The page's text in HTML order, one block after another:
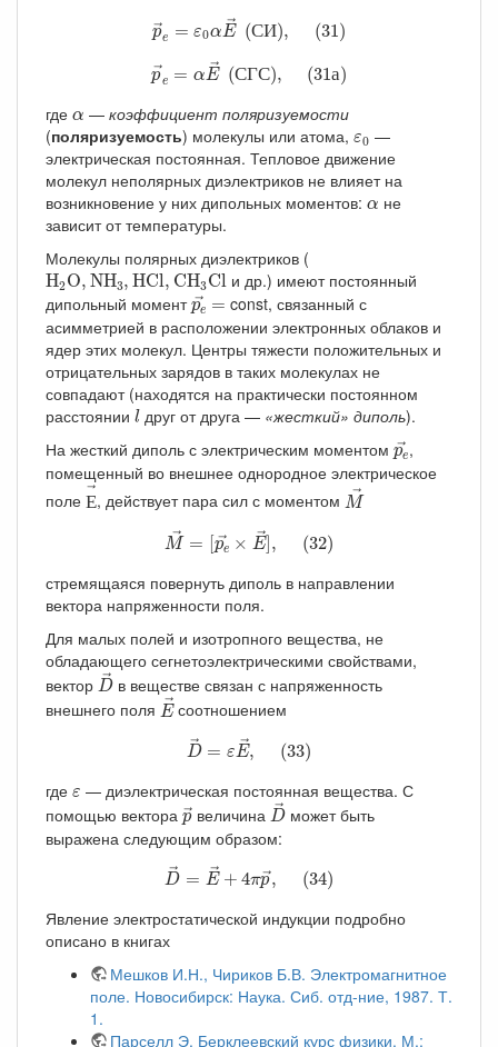
→
pe = ε0α →
E (СИ), (31 )
p→ α E→ ( ),
→
pe = α →
E (СГС), (31а)
p→ αE → С , (
где α
α — коэффициент поляризуемости
(поляризуемость) молекулы или атома, ε0
ε0 —
электрическая постоянная. Тепловое движение
молекул неполярных диэлектриков не влияет на
возникновение у них дипольных моментов: α
α не
зависит от температуры.
Молекулы полярных диэлектриков (
H2O, NH3, HCl, CH3Cl
H2O,NH3 ,HCl,CH3Clи др.) имеют постоянный
дипольный момент →
pe =
pe →=
const, связанный с
асимметрией в расположении электронных облаков и
ядер этих молекул. Центры тяжести положительных и
отрицательных зарядов в таких молекулах не
совпадают (находятся на практически постоянном
расстоянии ll друг от друга — «жесткий» диполь).
На жесткий диполь с электрическим моментом →
pe
pe ,
помещенный во внешнее однородное электрическое
поле →
Е
Е→
, действует пара сил с моментом →
M
M→
→
M = →
pe × →
E] , (32)
M→ [pe ×E ,
стремящаяся повернуть диполь в направлении
вектора напряженности поля.
Для малых полей и изотропного вещества, не
обладающего сегнетоэлектрическими свойствами,
вектор →
D
D→в веществе связан с напряженность
внешнего поля
→
E
E→
соотношением
→
D = ε →
E, (33)
D→ εE (
где ε
ε — диэлектрическая постоянная вещества. С
помощью вектора →
p
p величина →
D
D→
может быть
выражена следующим образом:
→
D = →
E + 4π→
p, (34)
D→ E + π ,
Явление электростатической индукции подробно
описано в книгах
Мешков И.Н., Чириков Б.В. Электромагнитное
поле. Новосибирск: Наука. Сиб. отд-ние, 1987. Т.
1.
Парселл Э. Берклеевский курс физики. М.: